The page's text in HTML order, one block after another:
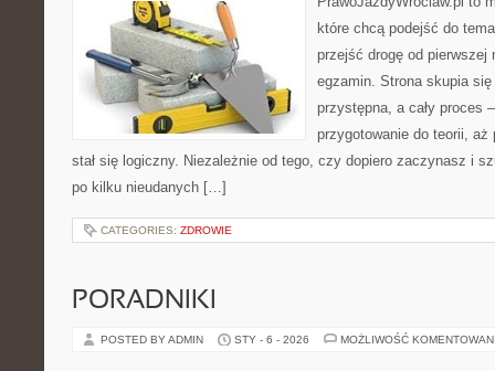
które chcą podejść do
przejść drogę od
egzamin. Strona skupia
przystępna, a cały proces
przygotowanie do teorii,
stał się logiczny. Niezależnie od tego, czy dopiero zaczynasz i
po kilku nieudanych […]
CATEGORIES: ZDROWIE
PORADNIKI
POSTED BY ADMIN STY - 6 - 2026 MOŻLIWOŚĆ